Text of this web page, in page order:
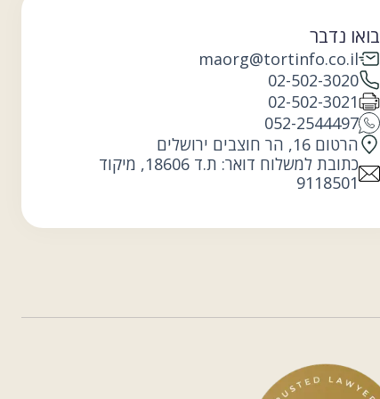
בואו נדבר
maorg@tortinfo.co.il
02-502-3020
02-502-3021
052-2544497
הרטום 16, הר חוצבים ירושלים
כתובת למשלוח דואר: ת.ד 18606, מיקוד
9118501